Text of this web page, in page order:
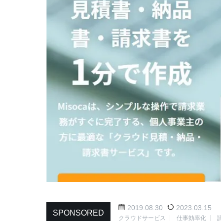
SPONSORED
2019.08.30 2023.03.15
クラウドサービス 仕事効率化